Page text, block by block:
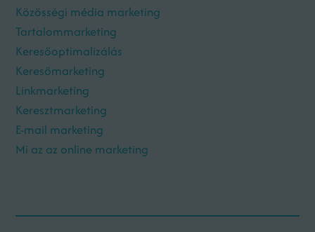
Közösségi média marketing
Tartalommarketing
Keresőoptimalizálás
Keresőmarketing
Linkmarketing
Keresztmarketing
E-mail marketing
Mi az az online marketing